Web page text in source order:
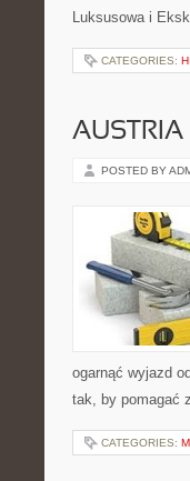
Luksusowa i
CATEGORIES:
AUSTRIA
POSTED BY
ogarnąć wyjazd
tak, by pomagać
CATEGORIES: